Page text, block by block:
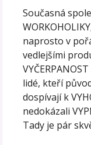
Současná
naprosto v
vedlejšími
lidé, kteří
dospívají k
nedokázali
Tady je pár